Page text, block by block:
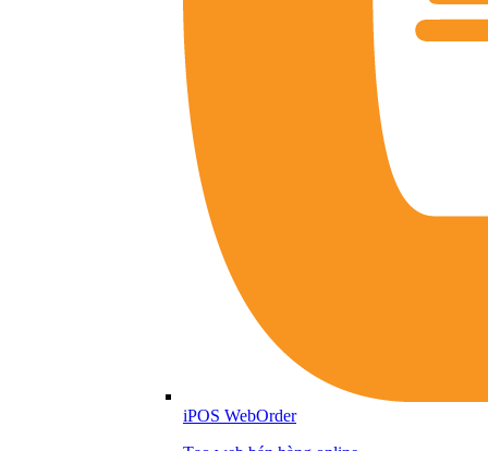
iPOS WebOrder